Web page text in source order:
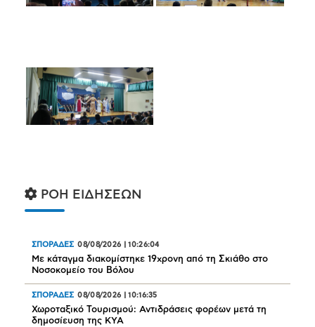
ΡΟΗ ΕΙΔΗΣΕΩΝ
ΣΠΟΡΑΔΕΣ 08/08/2026 10:26:04
Mε κάταγμα διακομίστηκε 19χρονη από τη Σκιάθο στο
Νοσοκομείο του Βόλου
ΣΠΟΡΑΔΕΣ 08/08/2026 10:16:35
Χωροταξικό Τουρισμού: Αντιδράσεις φορέων μετά τη
δημοσίευση της ΚΥΑ